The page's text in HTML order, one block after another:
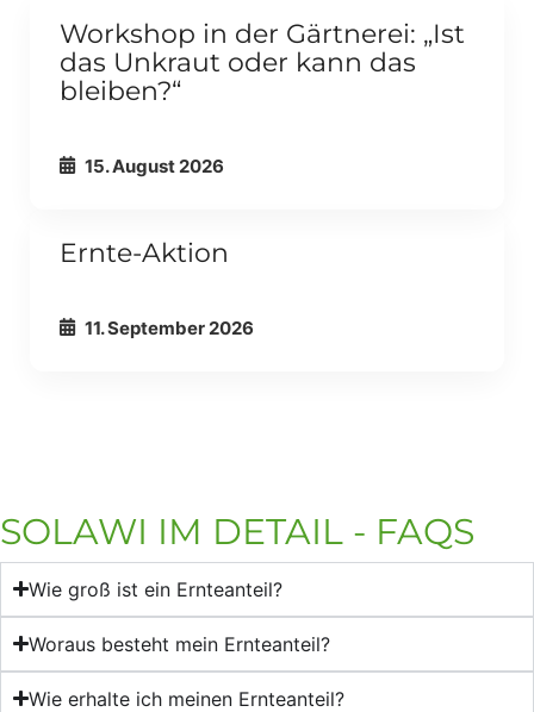
Externer Link
ALLE ANZEIGEN ERWACHSENE
Workshop in der Gärtnerei: „Ist
das Unkraut oder kann das
bleiben?“
15. August 2026
Externer Link
Ernte-Aktion
11. September 2026
SOLAWI IM DETAIL - FAQS
Wie groß ist ein Ernteanteil?
Woraus besteht mein Ernteanteil?
Wie erhalte ich meinen Ernteanteil?